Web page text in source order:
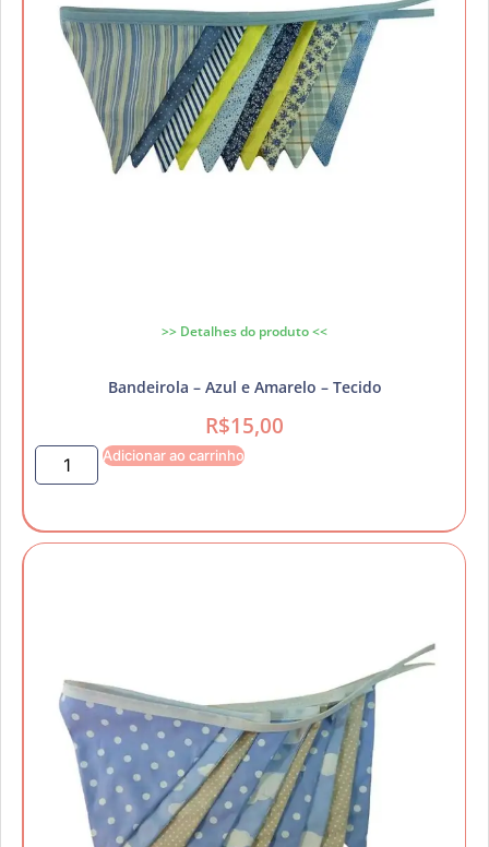
>> Detalhes do produto <<
Bandeirola – Azul e Amarelo – Tecido
R$15,00
Adicionar ao carrinho